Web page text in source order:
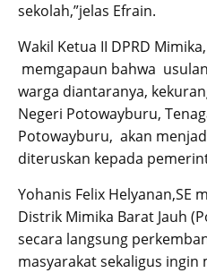
sekolah,”jelas Efrain.
Wakil Ketua II DPRD
memgapaun bahwa
warga diantaranya,
Negeri Potowayburu,
Potowayburu, akan
diteruskan kepada
Yohanis Felix Helyanan,SE
Distrik Mimika Barat Jauh
secara langsung
masyarakat sekaligus